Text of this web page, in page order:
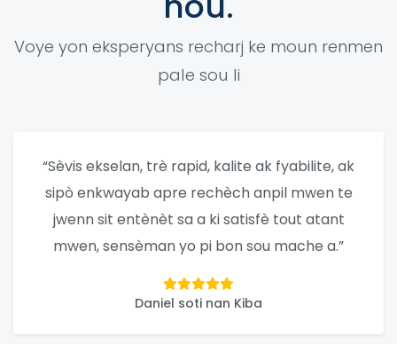
Voye yon eksperyans recharj ke moun renmen
pale sou li
“Sèvis ekselan, trè rapid, kalite ak fyabilite, ak
sipò enkwayab apre rechèch anpil mwen te
jwenn sit entènèt sa a ki satisfè tout atant
mwen, sensèman yo pi bon sou mache a.”
Daniel soti nan Kiba